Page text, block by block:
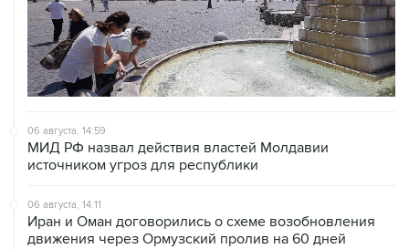
06 августа, 14:59
МИД РФ назвал действия властей Молдавии
источником угроз для республики
06 августа, 14:11
Иран и Оман договорились о схеме возобновления
движения через Ормузский пролив на 60 дней